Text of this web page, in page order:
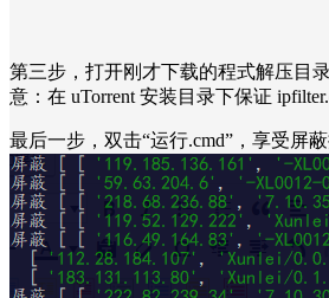
第三步，打开刚才下载的程式解压目
意：在 uTorrent 安装目录下保证
最后一步，双击“运行.cmd”，享受屏